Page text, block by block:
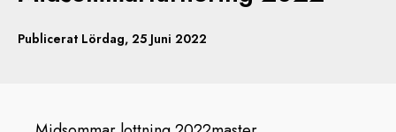
Publicerat Lördag, 25 Juni 2022